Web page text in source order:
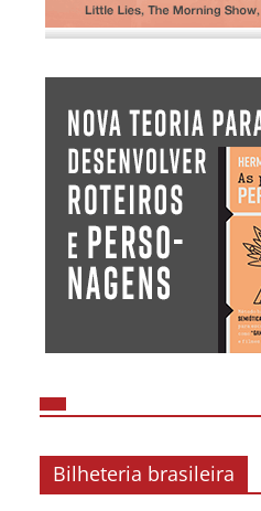
Bilheteria brasileira